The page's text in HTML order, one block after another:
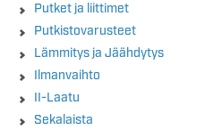
Putket ja liittimet
Putkistovarusteet
Lämmitys ja Jäähdytys
Ilmanvaihto
II-Laatu
Sekalaista